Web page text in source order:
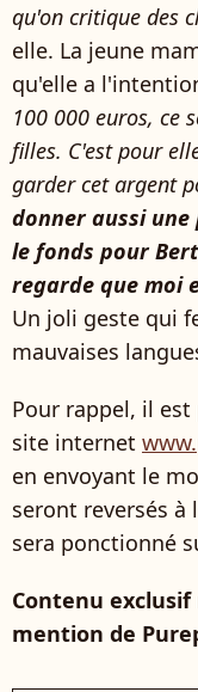
qu'on critique des
elle. La jeune
qu'elle a
100 000 euros, ce
filles. C'est pour
garder cet argent
donner aussi
le fonds pour
regarde que moi
Un joli geste qui
mauvaises
Pour rappel, il
site internet
en envoyant le
seront reversés à
sera ponctionné
Contenu
mention de